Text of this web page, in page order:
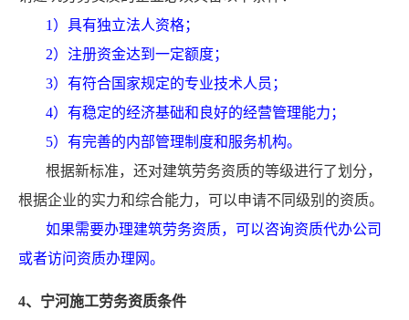
1）具有独立法人资格；
2）注册资金达到一定额度；
3）有符合国家规定的专业技术人员；
4）有稳定的经济基础和良好的经营管理能力；
5）有完善的内部管理制度和服务机构。
根据新标准，还对建筑劳务资质的等级进行了划分，
根据企业的实力和综合能力，可以申请不同级别的资质。
如果需要办理建筑劳务资质，可以咨询资质代办公司
或者访问资质办理网。
4、宁河施工劳务资质条件